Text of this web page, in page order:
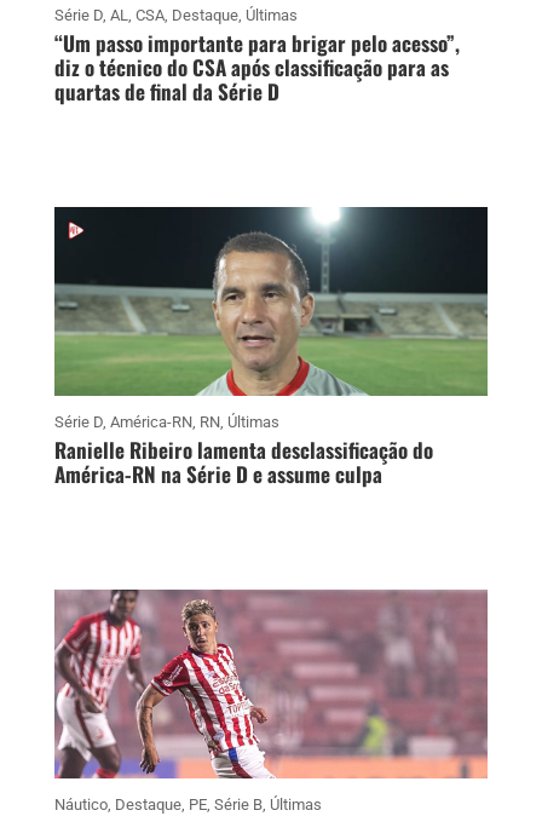
Série D, AL, CSA, Destaque, Últimas
“Um passo importante para brigar pelo acesso”,
diz o técnico do CSA após classificação para as
quartas de final da Série D
Série D, América-RN, RN, Últimas
Ranielle Ribeiro lamenta desclassificação do
América-RN na Série D e assume culpa
Náutico, Destaque, PE, Série B, Últimas